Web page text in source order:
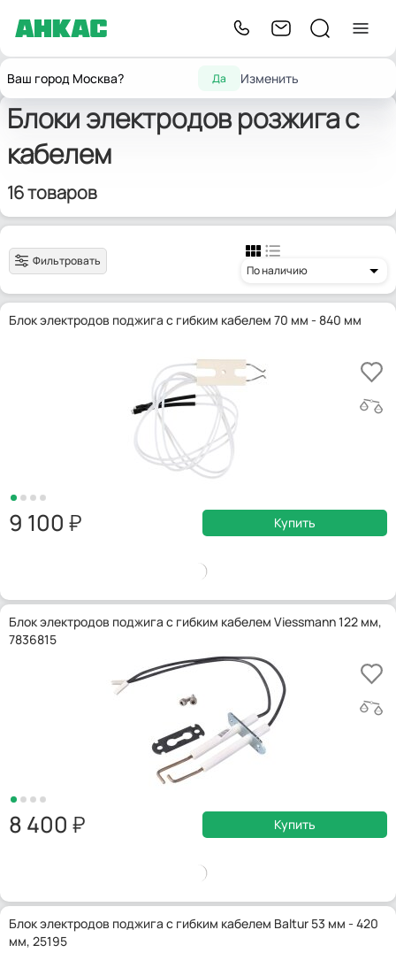
Ваш город Москва? Да Изменить
Главнаягорелок
ионизации
розжига с кабелем
Блоки электродов розжига с
кабелем
16 товаров
Фильтровать
По наличию
Блок электродов поджига с гибким кабелем 70 мм - 840 мм
9 100 Купить
Блок электродов поджига с гибким кабелем Viessmann 122 мм,
7836815
8 400 Купить
Блок электродов поджига с гибким кабелем Baltur 53 мм - 420
мм, 25195